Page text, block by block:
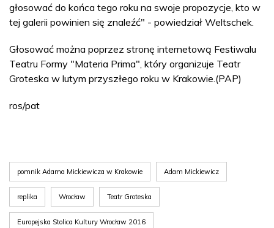
głosować do końca tego roku na swoje propozycje, kto w
tej galerii powinien się znaleźć" - powiedział Weltschek.
Głosować można poprzez stronę internetową Festiwalu
Teatru Formy "Materia Prima", który organizuje Teatr
Groteska w lutym przyszłego roku w Krakowie.(PAP)
ros/pat
pomnik Adama Mickiewicza w Krakowie Adam Mickiewicz
replika Wrocław Teatr Groteska
Europejska Stolica Kultury Wrocław 2016